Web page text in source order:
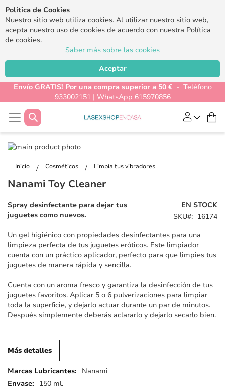
Política de Cookies
Nuestro sitio web utiliza cookies. Al utilizar nuestro sitio web,
acepta nuestro uso de cookies de acuerdo con nuestra Política
de cookies.
Saber más sobre las cookies
Aceptar
Envío GRATIS! Por una compra superior a 50 €- Teléfono
933002151 | WhatsApp 615970856
Buscar
Inicio Cosméticos Limpia tus vibradores
Saltar
final
la
de
imágenes
de
galería
de
Nanami Toy Cleaner
EN STOCK
SKU
16174
Spray desinfectante para dejar tus
juguetes como nuevos.
Un gel higiénico con propiedades desinfectantes para una
limpieza perfecta de tus juguetes eróticos. Este limpiador
cuenta con un práctico aplicador, perfecto para que limpies tus
juguetes de manera rápida y sencilla.
Cuenta con un aroma fresco y garantiza la desinfección de tus
juguetes favoritos. Aplicar 5 o 6 pulverizaciones para limpiar
toda la superficie, y dejarlo actuar durante un par de minutos.
Después simplemente deberás aclararlo y dejarlo secarlo bien.
Más detalles
Más
detalles
Nanami
150 ml.